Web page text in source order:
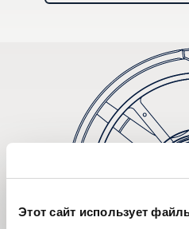
Этот сайт использует